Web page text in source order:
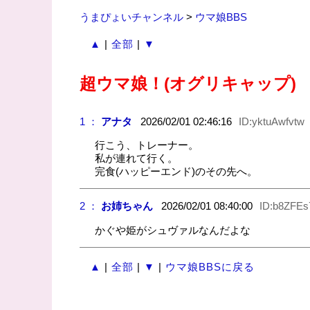
うまぴょいチャンネル> ウマ娘BBS
▲ | 全部 | ▼
超ウマ娘！(オグリキャップ)
1 ： アナタ 2026/02/01 02:46:16 ID:yktuAwfvtw
行こう、トレーナー。
私が連れて行く。
完食(ハッピーエンド)のその先へ。
2 ： お姉ちゃん2026/02/01 08:40:00
かぐや姫がシュヴァルなんだよな
▲ | 全部 | ▼ | ウマ娘BBSに戻る